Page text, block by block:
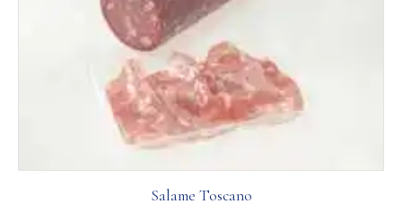
Salame Toscano